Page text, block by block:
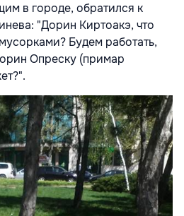
в городе, обратился к
"Дорин Киртоакэ, что
Будем работать,
Опреску (примар
.